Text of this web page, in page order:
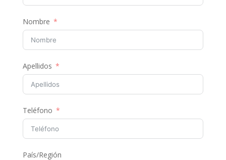
Nombre
Apellidos
Teléfono
País/Región